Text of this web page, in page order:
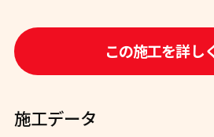
この施工を詳し
施工データ